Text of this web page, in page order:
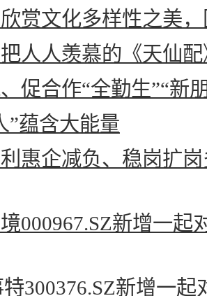
赏文化多样性之美
人人羡慕的《天仙
促合作“全勤生”“新
”蕴含大能量
惠企减负、稳岗扩
000967.SZ新增一
特300376.SZ新增一